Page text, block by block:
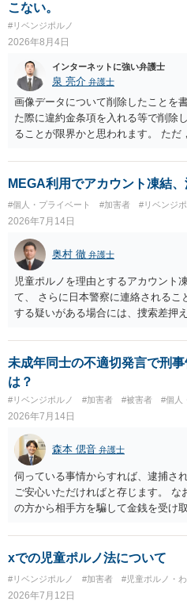
こない。
#リベンジポルノ
2026年8月4日
インターネットに強い弁護士
泉 亮介 弁護士
画像データについて削除したことを
た際に違約金条項を入れる等で削除
ることが限界かと思われます。 た
除等を求めることは避けたほうが良
MEGA利用でアカウント凍結
#個人・プライベート #加害者 #リベンジ
2026年7月14日
奥村 徹 弁護士
児童ポルノを理由とするアカウント
て、 さらに日本警察に連絡されるこ
する疑いがある場合には、捜索差押
ください。
未成年同士の不適切発言で刑
は？
#リベンジポルノ #加害者 #被害者 #個人
2026年7月14日
森本 偲音 弁護士
伺っている事情からすれば、逮捕さ
ご安心いただければと存じます。
の方から相手方を騙して金銭を受け
xでの児童ポルノ法について
#リベンジポルノ #加害者 #児童ポルノ・
2026年7月12日